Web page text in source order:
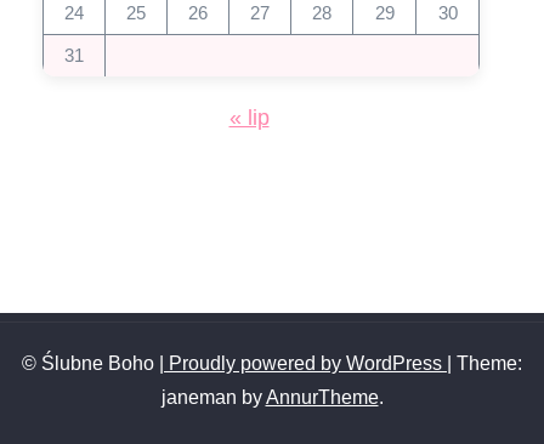
24 25 26 27 28 29 30
31
« lip
© Ślubne Boho | Proudly powered by WordPress
Theme:
janeman byAnnurTheme.